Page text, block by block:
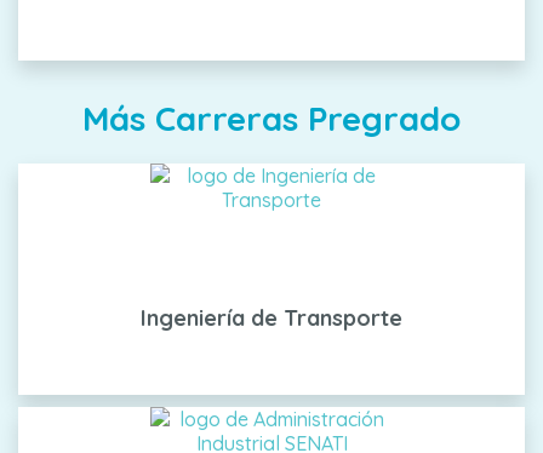
Más Carreras Pregrado
Ingeniería de Transporte